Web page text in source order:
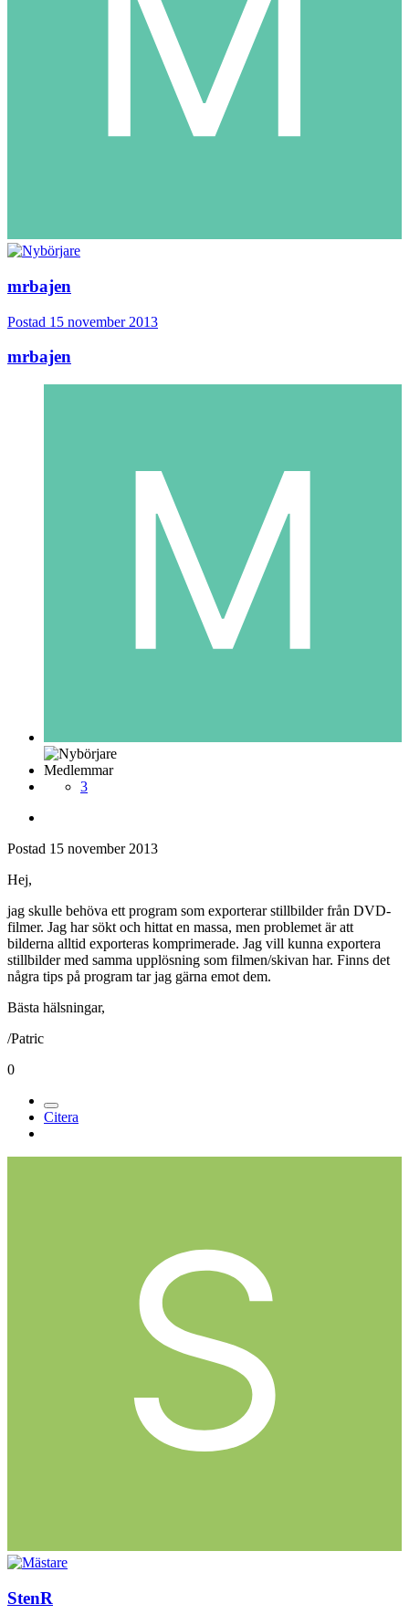
mrbajen
Postad 15 november 2013
mrbajen
Medlemmar
3
Postad 15 november 2013
Hej,
jag skulle behöva ett program som exporterar stillbilder från DVD-
filmer. Jag har sökt och hittat en massa, men problemet är att
bilderna alltid exporteras komprimerade. Jag vill kunna exportera
stillbilder med samma upplösning som filmen/skivan har. Finns det
några tips på program tar jag gärna emot dem.
Bästa hälsningar,
/Patric
0
Citera
StenR